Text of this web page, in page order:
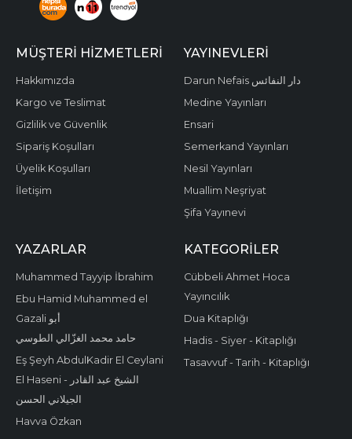
MÜŞTERI HIZMETLERI
Hakkımızda
Kargo ve Teslimat
Gizlilik ve Güvenlik
Sipariş Koşulları
Üyelik Koşulları
İletişim
YAYINEVLERI
Darun Nefais دار النفائس
Medine Yayınları
Ensari
Semerkand Yayınları
Nesil Yayınları
Muallim Neşriyat
Şifa Yayınevi
YAZARLAR
Muhammed Tayyip İbrahim
Ebu Hamid Muhammed el
Gazali أبو
حامد محمد الغزّالي الطوسي
Eş Şeyh AbdulKadir El Ceylani
El Haseni - الشيخ عبد القادر
الجيلاني الحسن
Havva Özkan
KATEGORILER
Cübbeli Ahmet Hoca
Yayıncılık
Dua Kitaplığı
Hadis - Siyer - Kitaplığı
Tasavvuf - Tarih - Kitaplığı